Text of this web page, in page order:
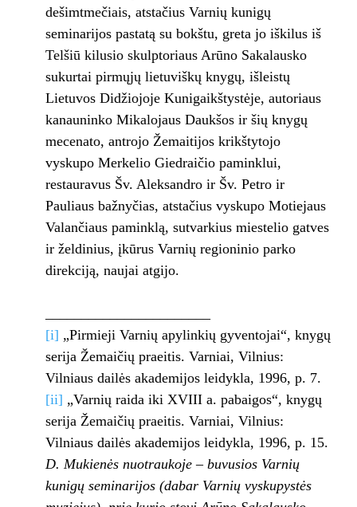
dešimtmečiais, atstačius Varnių kunigų
seminarijos pastatą su bokštu, greta jo iškilus iš
Telšiū kilusio skulptoriaus Arūno Sakalausko
sukurtai pirmųjų lietuviškų knygų, išleistų
Lietuvos Didžiojoje Kunigaikštystėje, autoriaus
kanauninko Mikalojaus Daukšos ir šių knygų
mecenato, antrojo Žemaitijos krikštytojo
vyskupo Merkelio Giedraičio paminklui,
restauravus Šv. Aleksandro ir Šv. Petro ir
Pauliaus bažnyčias, atstačius vyskupo Motiejaus
Valančiaus paminklą, sutvarkius miestelio gatves
ir želdinius, įkūrus Varnių regioninio parko
direkciją, naujai atgijo.
[i] „Pirmieji Varnių apylinkių gyventojai“, knygų
serija Žemaičių praeitis. Varniai, Vilnius:
Vilniaus dailės akademijos leidykla, 1996, p. 7.
[ii] „Varnių raida iki XVIII a. pabaigos“, knygų
serija Žemaičių praeitis. Varniai, Vilnius:
Vilniaus dailės akademijos leidykla, 1996, p. 15.
D. Mukienės nuotraukoje – buvusios Varnių
kunigų seminarijos (dabar Varnių vyskupystės